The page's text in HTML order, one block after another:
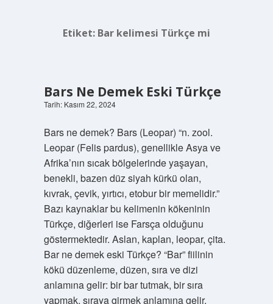
Etiket: Bar kelimesi Türkçe mi
Bars Ne Demek Eski Türkçe
Tarih: Kasım 22, 2024
Bars ne demek? Bars (Leopar) “n. zool.
Leopar (Felis pardus), genellikle Asya ve
Afrika’nın sıcak bölgelerinde yaşayan,
benekli, bazen düz siyah kürkü olan,
kıvrak, çevik, yırtıcı, etobur bir memelidir.”
Bazı kaynaklar bu kelimenin kökeninin
Türkçe, diğerleri ise Farsça olduğunu
göstermektedir. Aslan, kaplan, leopar, çita.
Bar ne demek eski Türkçe? “Bar” fiilinin
kökü düzenleme, düzen, sıra ve dizi
anlamına gelir: bir bar tutmak, bir sıra
yapmak, sıraya girmek anlamına gelir.